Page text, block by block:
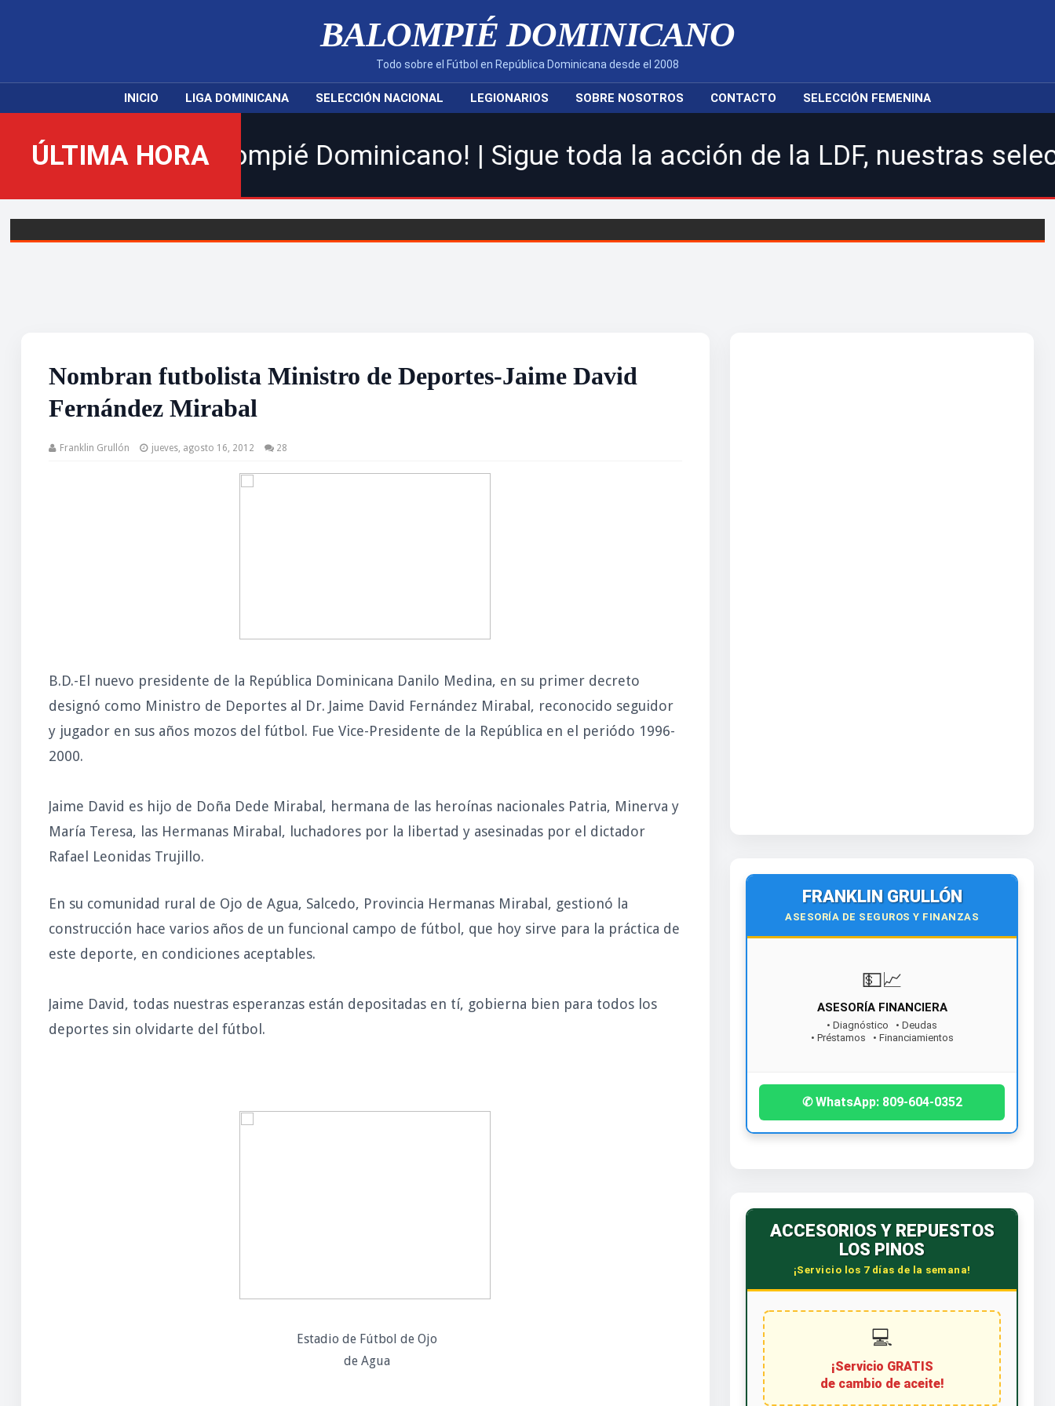
BALOMPIÉ DOMINICANO
Todo sobre el Fútbol en República Dominicana desde el 2008
INICIO LIGA DOMINICANA SELECCIÓN NACIONAL LEGIONARIOS SOBRE NOSOTROS CONTACTO SELECCIÓN FEMENINA
ÚLTIMA HORA
Balompié Dominicano! | Sigue toda la acción de la LDF, nuestras selecciones
Nombran futbolista Ministro de Deportes-Jaime David
Fernández Mirabal
Franklin Grullón jueves, agosto 16, 2012 28
B.D.-El nuevo presidente de la República Dominicana Danilo Medina, en su primer decreto
designó como Ministro de Deportes al Dr. Jaime David Fernández Mirabal, reconocido seguidor
y jugador en sus años mozos del fútbol. Fue Vice-Presidente de la República en el periódo 1996-
2000.
Jaime David es hijo de Doña Dede Mirabal, hermana de las heroínas nacionales Patria, Minerva y
María Teresa, las Hermanas Mirabal, luchadores por la libertad y asesinadas por el dictador
Rafael Leonidas Trujillo.
En su comunidad rural de Ojo de Agua, Salcedo, Provincia Hermanas Mirabal, gestionó la
construcción hace varios años de un funcional campo de fútbol, que hoy sirve para la práctica de
este deporte, en condiciones aceptables.
Jaime David, todas nuestras esperanzas están depositadas en tí, gobierna bien para todos los
deportes sin olvidarte del fútbol.
Estadio de Fútbol de Ojo
de Agua
FRANKLIN GRULLÓN
ASESORÍA DE SEGUROS Y FINANZAS
💵📈
• Diagnóstico • Deudas
• Préstamos • Financiamientos
¡Contáctanos hoy!
✆ WhatsApp: 809-604-0352
ACCESORIOS Y REPUESTOS
LOS PINOS
¡Servicio los 7 días de la semana!
💻
de cambio de aceite!